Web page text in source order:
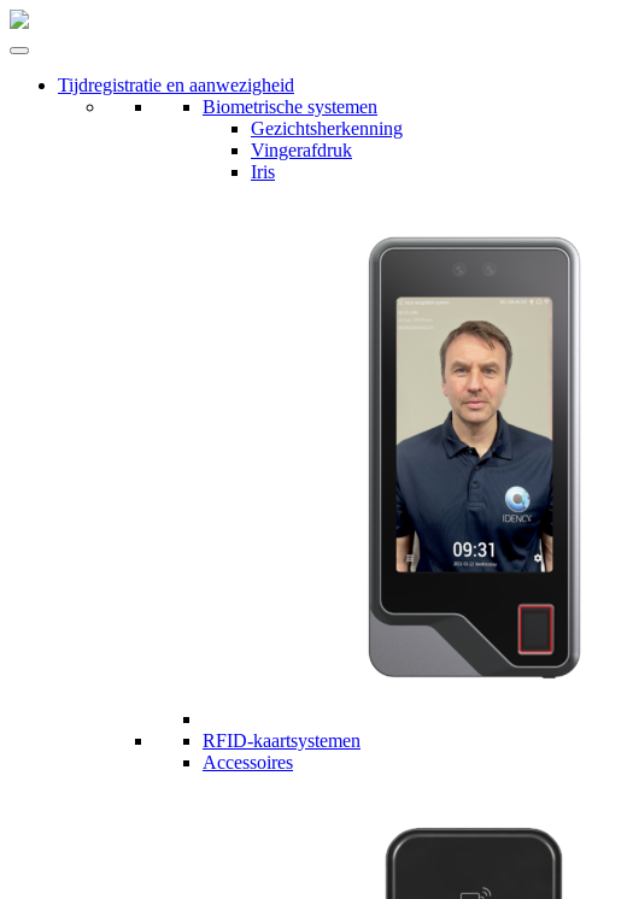
Tijdregistratie en aanwezigheid
Biometrische systemen
Gezichtsherkenning
Vingerafdruk
Iris
RFID-kaartsystemen
Accessoires